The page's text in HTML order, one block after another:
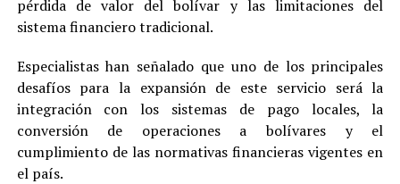
pérdida de valor del bolívar y las limitaciones del
sistema financiero tradicional.
Especialistas han señalado que uno de los principales
desafíos para la expansión de este servicio será la
integración con los sistemas de pago locales, la
conversión de operaciones a bolívares y el
cumplimiento de las normativas financieras vigentes en
el país.